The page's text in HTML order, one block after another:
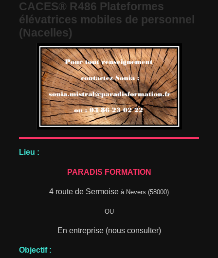
CACES® R486 Plateformes
élévatrices mobiles de personnel
(Nacelles)
Lieu :
PARADIS FORMATION
4 route de Sermoise à Nevers (58000)
OU
En entreprise (nous consulter)
Objectif :